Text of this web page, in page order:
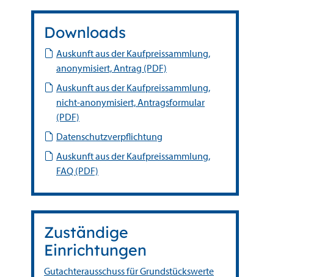
Downloads
Auskunft aus der Kaufpreissammlung,
anonymisiert, Antrag (PDF)
Auskunft aus der Kaufpreissammlung,
nicht-anonymisiert, Antragsformular
(PDF)
Datenschutzverpflichtung
Auskunft aus der Kaufpreissammlung,
FAQ (PDF)
Zuständige
Einrichtungen
Gutachterausschuss für Grundstückswerte